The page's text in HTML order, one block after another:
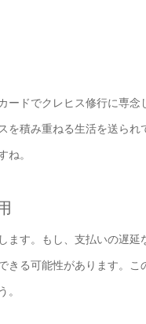
ードでクレヒス修行に専
積み重ねる生活を送られ
ね。
ます。もし、支払いの遅
きる可能性があります。
。